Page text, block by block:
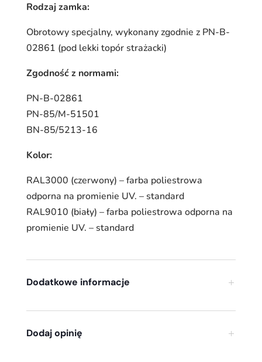
Rodzaj zamka:
Obrotowy specjalny, wykonany zgodnie z PN-B-
02861 (pod lekki topór strażacki)
Zgodność z normami:
PN-B-02861
PN-85/M-51501
BN-85/5213-16
Kolor:
RAL3000 (czerwony) – farba poliestrowa
odporna na promienie UV. – standard
RAL9010 (biały) – farba poliestrowa odporna na
promienie UV. – standard
Dodatkowe informacje
Dodaj opinię